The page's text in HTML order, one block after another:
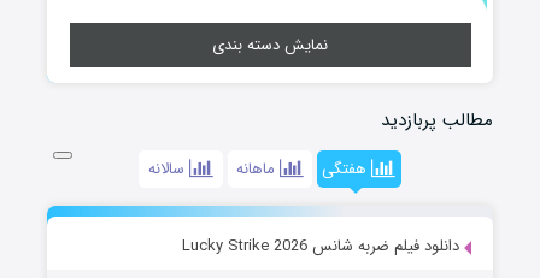
نمایش دسته بندی
مطالب پربازدید
هفتگی ماهانه سالانه
دانلود فیلم ضربه شانس Lucky Strike 2026